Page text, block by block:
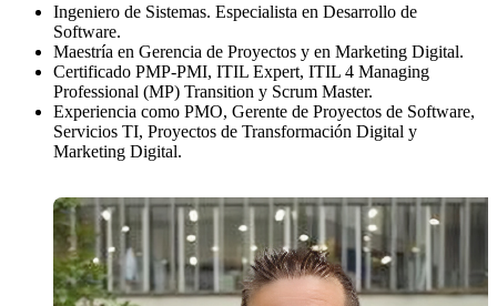
Ingeniero de Sistemas. Especialista en Desarrollo de
Software.
Maestría en Gerencia de Proyectos y en Marketing Digital.
Certificado PMP-PMI, ITIL Expert, ITIL 4 Managing
Professional (MP) Transition y Scrum Master.
Experiencia como PMO, Gerente de Proyectos de Software,
Servicios TI, Proyectos de Transformación Digital y
Marketing Digital.